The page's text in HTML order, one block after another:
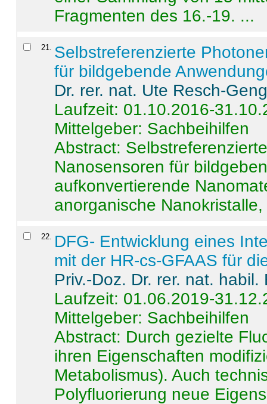
Fragmenten des 16.-19. ...
21
Selbstreferenzierte
für bildgebende
Dr. rer. nat. Ute Resch-
Laufzeit: 01.10.2016-
Mittelgeber: Sachbeihilfen
Abstract:
Nanosensoren für
aufkonvertierende
anorganische
22
DFG- Entwicklung eines
mit der HR-cs-GFAAS für
Priv.-Doz. Dr. rer. nat.
Laufzeit: 01.06.2019-
Mittelgeber: Sachbeihilfen
Abstract: Durch gezielte
ihren Eigenschaften
Metabolismus). Auch
Polyfluorierung neue